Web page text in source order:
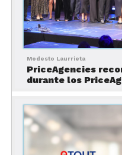
interesantes dentro
Modesto Laurrieta
PriceAgencies
durante los